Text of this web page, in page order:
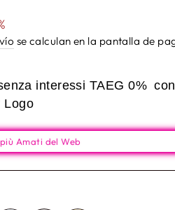
se calculan en la pantalla de
interessi TAEG 0% con
Amati del Web